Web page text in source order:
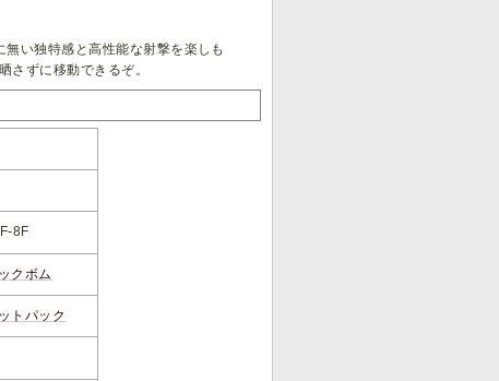
無い独特感と高性能な射撃を楽しも
さずに移動できるぞ。
8F
クボム
トパック